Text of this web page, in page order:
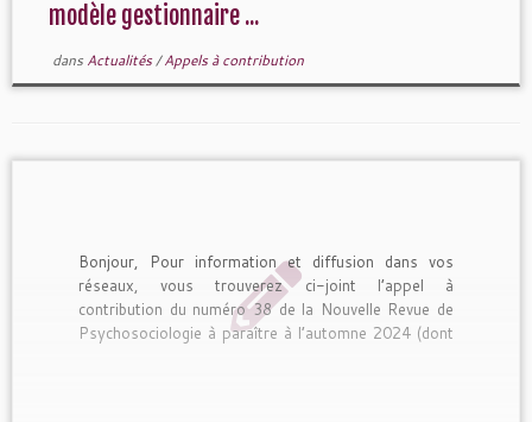
modèle gestionnaire ...
dans Actualités/Appels à contribution
Bonjour, Pour information et diffusion dans vos
réseaux, vous trouverez ci-joint l’appel à
contribution du numéro 38 de la Nouvelle Revue de
Psychosociologie à paraître à l’automne 2024 (dont